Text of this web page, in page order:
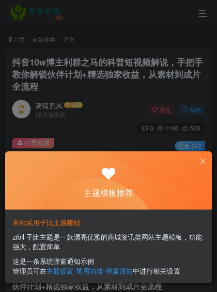
首页 自媒体类 正文
抖音10w博主利群之马的科普短视频解说，手把手
教你解锁伙伴计划+精选独家收益，从素材到成片
全流程
骑猪兜风
28天前更新
关注 私信
0 1166 529
此内容为付费资源，请付费后查看
￥9.9
钻石会员
您当前未登录！建议登陆后购买，可保存购买订单
付费资源 已售 242
抖音10w博主利群之马的科普短视频解说，手把手教你解锁
伙伴计划+精选独家收益，从素材到成片全流程
主题模板推荐
本站采用子比主题建站
zibll 子比主题是一款漂亮优雅的商城资讯类网站主题模板，功能
强大，配置简单
这是一条系统弹窗通知示例
管理员可在主题设置-常用功能-弹窗通知中进行相关设置